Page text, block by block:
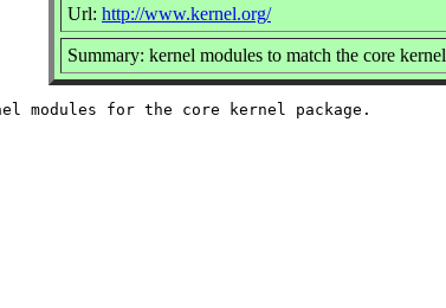
Url: http://www.kernel.org/
Summary: kernel modules to match the core kernel